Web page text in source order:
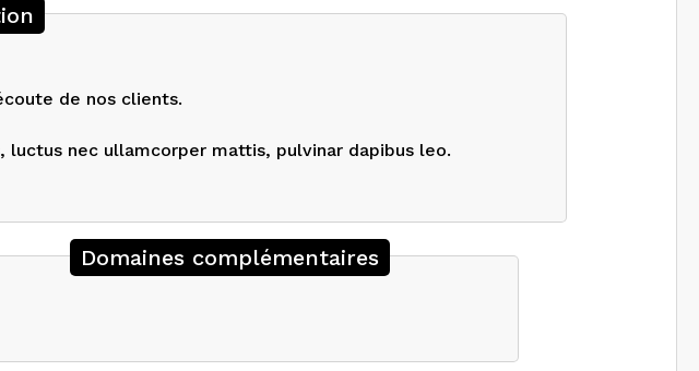
de nos clients.
nec ullamcorper mattis, pulvinar dapibus leo.
Domaines complémentaires